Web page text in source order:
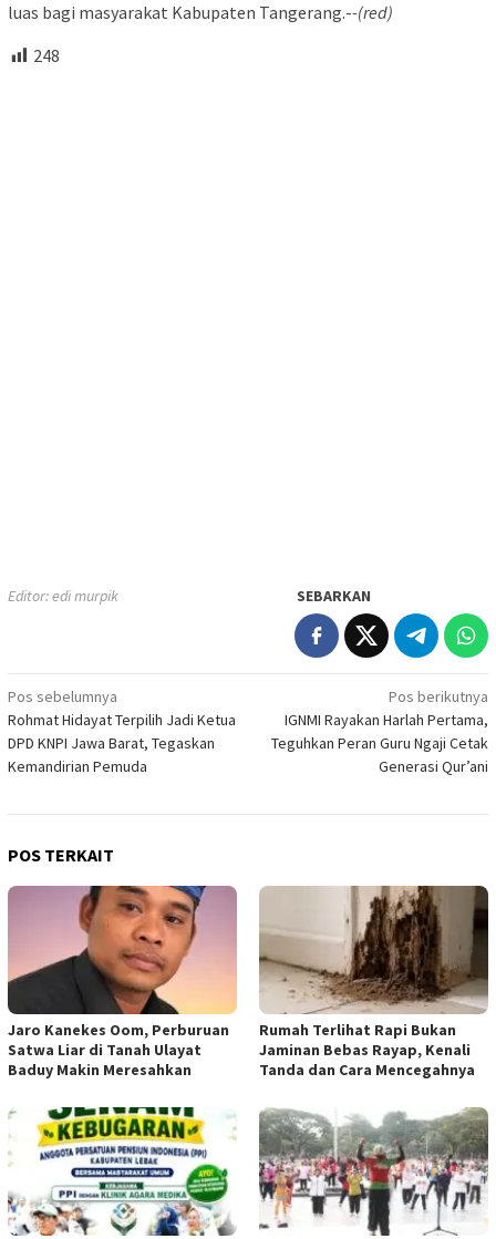
luas bagi masyarakat Kabupaten Tangerang.--(red)
248
Editor: edi murpik SEBARKAN
Navigasi
pos
Pos sebelumnya
Rohmat Hidayat Terpilih Jadi Ketua
DPD KNPI Jawa Barat, Tegaskan
Kemandirian Pemuda
Pos berikutnya
IGNMI Rayakan Harlah Pertama,
Teguhkan Peran Guru Ngaji Cetak
Generasi Qur’ani
POS TERKAIT
Jaro Kanekes Oom, Perburuan
Satwa Liar di Tanah Ulayat
Baduy Makin Meresahkan
Rumah Terlihat Rapi Bukan
Jaminan Bebas Rayap, Kenali
Tanda dan Cara Mencegahnya